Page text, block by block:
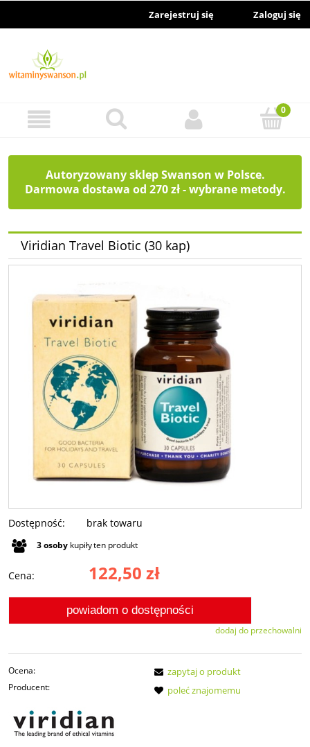
Zarejestruj się Zaloguj się
Autoryzowany sklep Swanson w Polsce.
Darmowa dostawa od 270 zł - wybrane metody.
Viridian Travel Biotic (30 kap)
Dostępność: brak towaru
3osoby kupiłyten produkt
Cena: 122,50 zł
powiadom o dostępności
dodaj do przechowalni
Ocena:
Producent:
zapytaj o produkt
poleć znajomemu